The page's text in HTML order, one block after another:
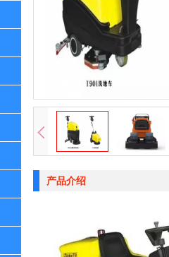
产品介绍